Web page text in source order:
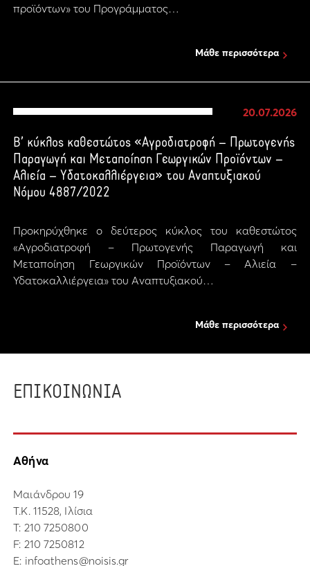
προϊόντων» του Προγράμματος…
Μάθε περισσότερα
20.07.2026
Β’ κύκλος καθεστώτος «Αγροδιατροφή – Πρωτογενής
Παραγωγή και Μεταποίηση Γεωργικών Προϊόντων –
Αλιεία – Υδατοκαλλιέργεια» του Αναπτυξιακού
Νόμου 4887/2022
Προκηρύχθηκε ο δεύτερος κύκλος του καθεστώτος
«Αγροδιατροφή – Πρωτογενής Παραγωγή και
Μεταποίηση Γεωργικών Προϊόντων – Αλιεία –
Υδατοκαλλιέργεια» του Αναπτυξιακού…
Μάθε περισσότερα
ΕΠΙΚΟΙΝΩΝΙΑ
Αθήνα
Μαιάνδρου 19
Τ.Κ. 11528, Ιλίσια
Τ: 210 7250800
F: 210 7250812
E: infoathens@noisis.gr